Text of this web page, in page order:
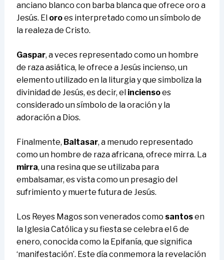
anciano blanco con barba blanca que ofrece oro a
Jesús. El oroes interpretado como un símbolo de
la realeza de Cristo.
Gaspar, a veces representado como un hombre
de raza asiática, le ofrece a Jesús incienso, un
elemento utilizado en la liturgia y que simboliza la
divinidad de Jesús, es decir, el inciensoes
considerado un símbolo de la oración y la
adoración a Dios.
Finalmente, Baltasar, a menudo representado
como un hombre de raza africana, ofrece mirra. La
mirra, una resina que se utilizaba para
embalsamar, es vista como un presagio del
sufrimiento y muerte futura de Jesús.
Los Reyes Magos son venerados como santosen
la Iglesia Católica y su fiesta se celebra el 6 de
enero, conocida como la Epifanía, que significa
‘manifestación’. Este día conmemora la revelación